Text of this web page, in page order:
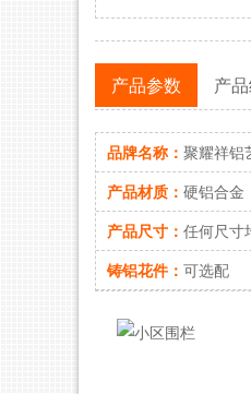
产品参数 产
品牌名称： 聚耀祥铝
产品材质： 硬铝合金
产品尺寸： 任何尺寸
铸铝花件： 可选配